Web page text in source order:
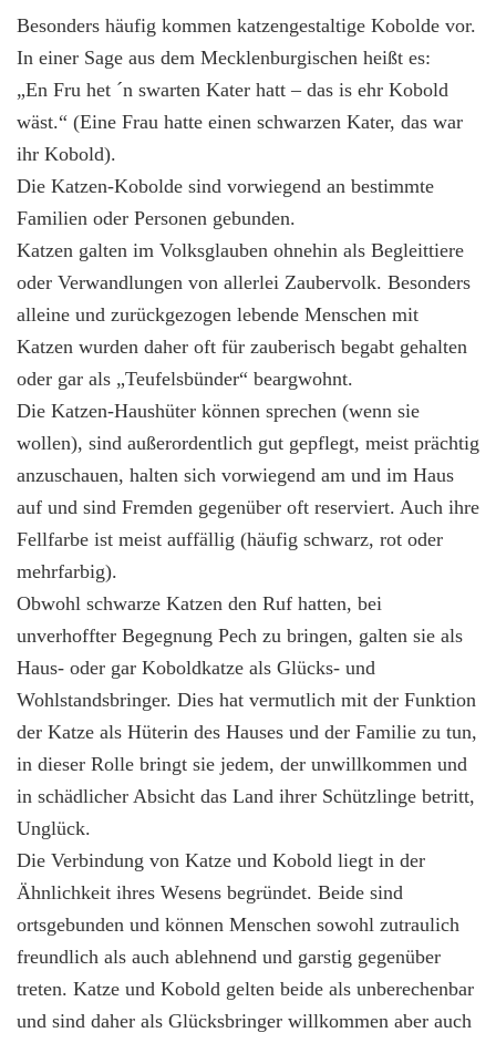
Besonders häufig kommen katzengestaltige Kobolde vor.
In einer Sage aus dem Mecklenburgischen heißt es:
„En Fru het ´n swarten Kater hatt – das is ehr Kobold
wäst.“ (Eine Frau hatte einen schwarzen Kater, das war
ihr Kobold).
Die Katzen-Kobolde sind vorwiegend an bestimmte
Familien oder Personen gebunden.
Katzen galten im Volksglauben ohnehin als Begleittiere
oder Verwandlungen von allerlei Zaubervolk. Besonders
alleine und zurückgezogen lebende Menschen mit
Katzen wurden daher oft für zauberisch begabt gehalten
oder gar als „Teufelsbünder“ beargwohnt.
Die Katzen-Haushüter können sprechen (wenn sie
wollen), sind außerordentlich gut gepflegt, meist prächtig
anzuschauen, halten sich vorwiegend am und im Haus
auf und sind Fremden gegenüber oft reserviert. Auch ihre
Fellfarbe ist meist auffällig (häufig schwarz, rot oder
mehrfarbig).
Obwohl schwarze Katzen den Ruf hatten, bei
unverhoffter Begegnung Pech zu bringen, galten sie als
Haus- oder gar Koboldkatze als Glücks- und
Wohlstandsbringer. Dies hat vermutlich mit der Funktion
der Katze als Hüterin des Hauses und der Familie zu tun,
in dieser Rolle bringt sie jedem, der unwillkommen und
in schädlicher Absicht das Land ihrer Schützlinge betritt,
Unglück.
Die Verbindung von Katze und Kobold liegt in der
Ähnlichkeit ihres Wesens begründet. Beide sind
ortsgebunden und können Menschen sowohl zutraulich
freundlich als auch ablehnend und garstig gegenüber
treten. Katze und Kobold gelten beide als unberechenbar
und sind daher als Glücksbringer willkommen aber auch